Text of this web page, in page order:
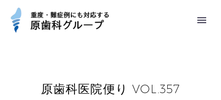
原歯科医院便り VOL.357